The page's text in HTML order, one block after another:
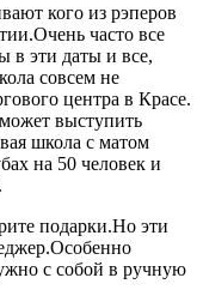
кого из рэперов
часто все
в эти даты и все,
совсем не
центра в Красе.
выступить
школа с матом
на 50 человек и
подарки.Но эти
с собой в ручную